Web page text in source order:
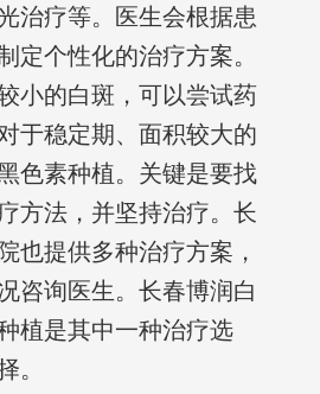
治疗等。医生会根据患
定个性化的治疗方案。
小的白斑，可以尝试药
于稳定期、面积较大的
色素种植。关键是要找
方法，并坚持治疗。长
也提供多种治疗方案，
咨询医生。长春博润白
植是其中一种治疗选
。